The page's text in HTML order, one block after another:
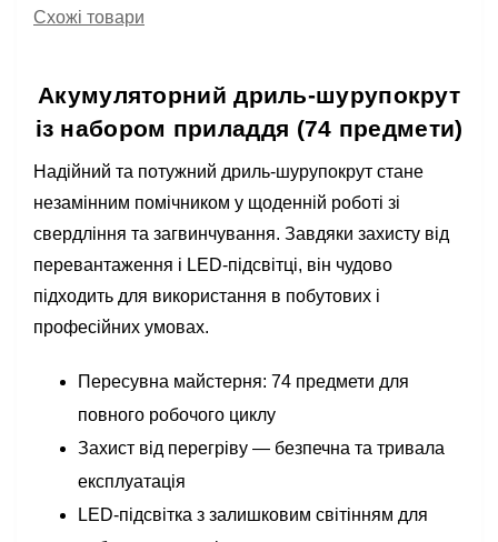
Схожі товари
Акумуляторний дриль-шурупокрут
із набором приладдя (74 предмети)
Надійний та потужний дриль-шурупокрут стане
незамінним помічником у щоденній роботі зі
свердління та загвинчування. Завдяки захисту від
перевантаження і LED-підсвітці, він чудово
підходить для використання в побутових і
професійних умовах.
Пересувна майстерня: 74 предмети для
повного робочого циклу
Захист від перегріву — безпечна та тривала
експлуатація
LED-підсвітка з залишковим світінням для